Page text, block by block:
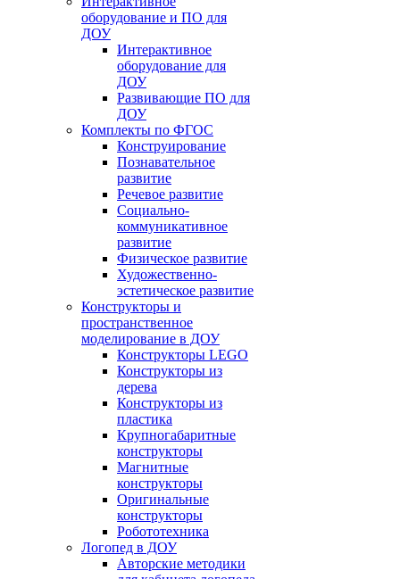
оборудование и ПО для
ДОУ
Интерактивное
оборудование для
ДОУ
Развивающие ПО для
ДОУ
Комплекты по ФГОС
Конструирование
Познавательное
развитие
Речевое развитие
Социально-
коммуникативное
развитие
Физическое развитие
Художественно-
эстетическое развитие
Конструкторы и
пространственное
моделирование в ДОУ
Конструкторы LEGO
Конструкторы из
дерева
Конструкторы из
пластика
Крупногабаритные
конструкторы
Магнитные
конструкторы
Оригинальные
конструкторы
Робототехника
Логопед в ДОУ
Авторские методики